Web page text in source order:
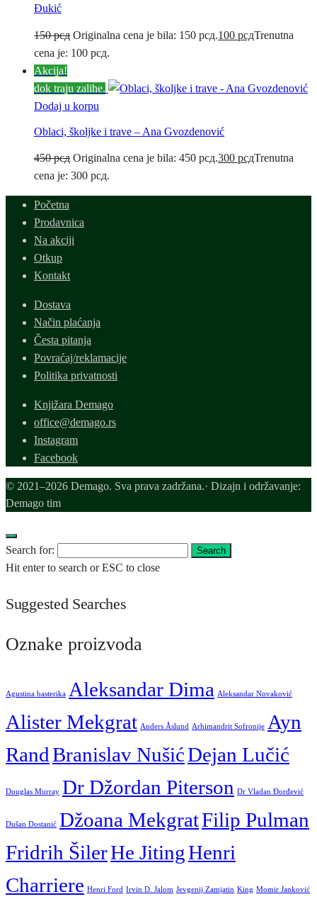
Đukić
150рсд Originalna cena je bila: 150 рсд.100 рсдTrenutna
cena je: 100 рсд.
Akcija!
dok traju zalihe.
Dodaj u korpu
Oblaci, školjke i trave – Ana Gvozdenović
450рсд Originalna cena je bila: 450 рсд.300 рсдTrenutna
cena je: 300 рсд.
Početna
Prodavnica
Na akciji
Otkup
Kontakt
Dostava
Način plaćanja
Česta pitanja
Povraćaj/reklamacije
Politika privatnosti
Knjižara Demago
office@demago.rs
Instagram
Facebook
© 2021–2026 Demago. Sva prava zadržana.· Dizajn i održavanje:
Demago tim
Search for: Search
Hit enter to search or ESC to close
Suggested Searches
Oznake proizvoda
Agustina basterika Aleksandar Dima Aleksandar Novaković
Alister Mekgrat Anders Åslund Arhimandrit Sofronije Ayn
RandBranislav NušićDejan Lučić
Douglas Murray Dr Džordan Piterson Dr Vladan Đorđević
Dušan Dostanić Džoana MekgratFilip Pulman
Fridrih ŠilerHe JitingHenri
Charriere Henri Ford Irvin D. Jalom Jevgenij Zamjatin King Momir Janković